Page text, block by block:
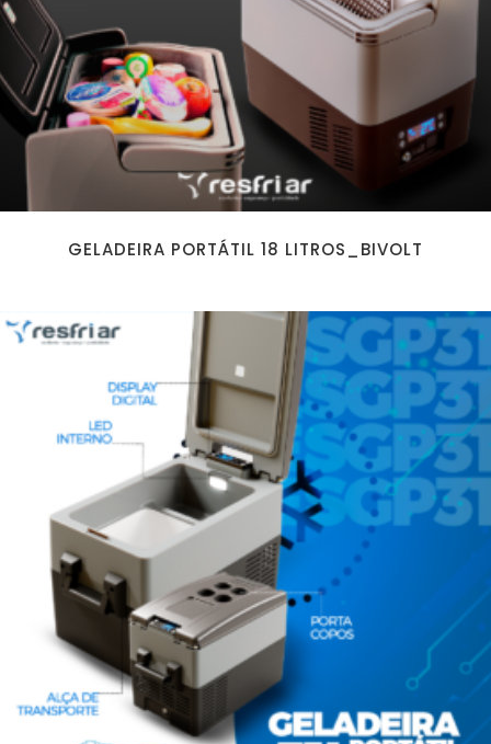
GELADEIRA PORTÁTIL 18 LITROS_BIVOLT